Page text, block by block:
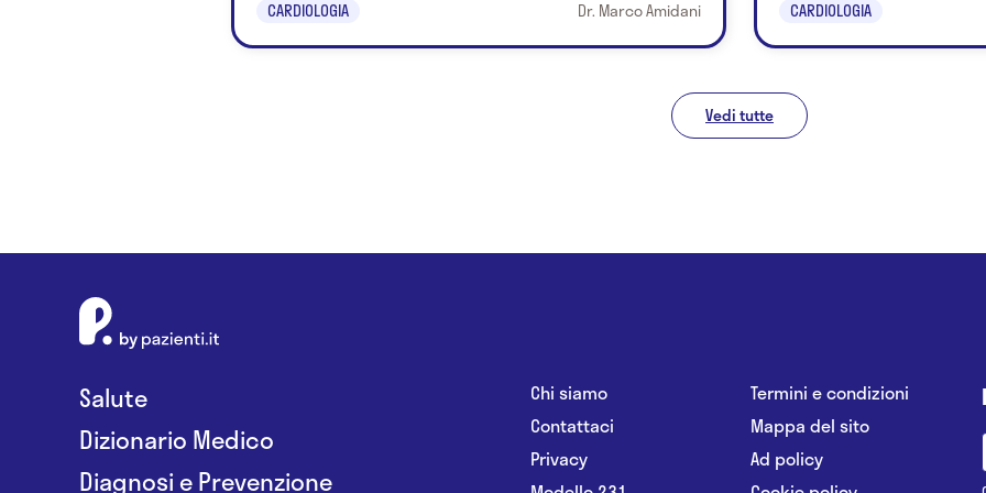
CARDIOLOGIA Dr. Marco Amidani CARDIOLOGIA
Vedi tutte
Salute
Dizionario Medico
Diagnosi e Prevenzione
Chi siamo
Contattaci
Privacy
Termini e condizioni
Mappa del sito
Ad policy